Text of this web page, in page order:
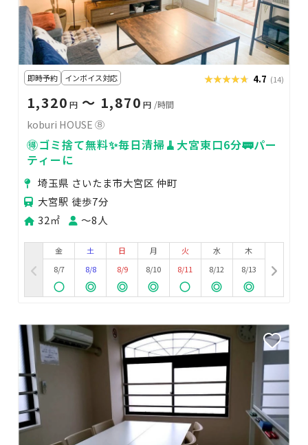
即時予約 インボイス対応 ★★★★★
★★★★★ 4.7 (14)
1,320 円 〜 1,870 円 /時間
koburi HOUSE ⑧
🉐ゴミ捨て無料✨毎日清掃🧹大宮東口6分🚃パー
ティーに
埼玉県 さいたま市大宮区 仲町
大宮駅 徒歩7分
32㎡
〜8人
金
8/7
土
8/8
日
8/9
月
8/10
火
8/11
水
8/12
木
8/13